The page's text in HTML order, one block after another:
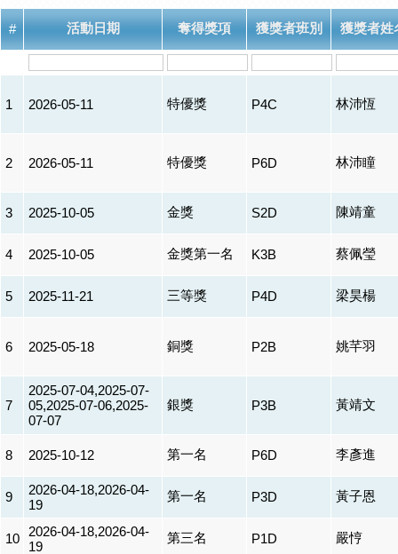
# 活動日期 奪得獎項 獲獎者班別 獲獎者姓
1 2026-05-11 特優獎 P4C 林沛恆
2 2026-05-11 特優獎 P6D 林沛瞳
3 2025-10-05 金獎 S2D 陳靖童
4 2025-10-05 金獎第一名 K3B 蔡佩瑩
5 2025-11-21 三等獎 P4D 梁昊楊
6 2025-05-18 銅獎 P2B 姚芊羽
7
2025-07-04,2025-07-
05,2025-07-06,2025-
07-07
銀獎 P3B 黃靖文
8 2025-10-12 第一名 P6D 李彥進
9
2026-04-18,2026-04-
19
第一名 P3D 黃子恩
10
2026-04-18,2026-04-
19
第三名 P1D 嚴悙